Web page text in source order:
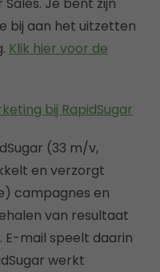
bij aan het uitzetten
Klik hier voor de
bij RapidSugar
(33 m/v,
en verzorgt
campagnes en
van resultaat
E-mail speelt daarin
werkt